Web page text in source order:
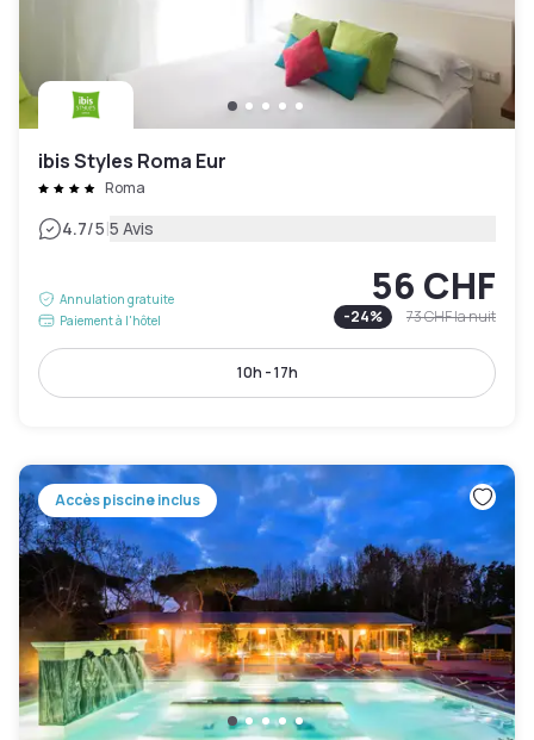
ibis Styles Roma Eur
Roma
4.7/5|5 Avis
Annulation gratuite
Paiement à l'hôtel
56 CHF
-24% 73 CHFla nuit
10h - 17h
Accès piscine inclus